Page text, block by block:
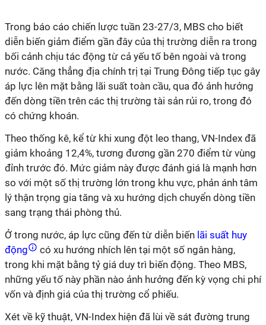
Trong báo cáo chiến lược tuần 23-27/3, MBS cho biết
diễn biến giảm điểm gần đây của thị trường diễn ra trong
bối cảnh chịu tác động từ cả yếu tố bên ngoài và trong
nước. Căng thẳng địa chính trị tại Trung Đông tiếp tục gây
áp lực lên mặt bằng lãi suất toàn cầu, qua đó ảnh hưởng
đến dòng tiền trên các thị trường tài sản rủi ro, trong đó
có chứng khoán.
Theo thống kê, kể từ khi xung đột leo thang, VN-Index đã
giảm khoảng 12,4%, tương đương gần 270 điểm từ vùng
đỉnh trước đó. Mức giảm này được đánh giá là mạnh hơn
so với một số thị trường lớn trong khu vực, phản ánh tâm
lý thận trọng gia tăng và xu hướng dịch chuyển dòng tiền
sang trạng thái phòng thủ.
Ở trong nước, áp lực cũng đến từ diễn biến lãi suất huy
động
có xu hướng nhích lên tại một số ngân hàng,
trong khi mặt bằng tỷ giá duy trì biến động. Theo MBS,
những yếu tố này phần nào ảnh hưởng đến kỳ vọng chi phí
vốn và định giá của thị trường cổ phiếu.
Xét về kỹ thuật, VN-Index hiện đã lùi về sát đường trung